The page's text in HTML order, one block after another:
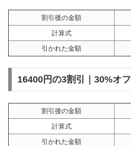
割引後の金額
計算式
引かれた金額
16400円の3割引｜30%オフ
割引後の金額
計算式
引かれた金額